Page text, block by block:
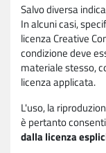
Salvo diversa
In alcuni casi,
licenza Creative
condizione deve
materiale stesso,
licenza applicata.
L'uso, la
è pertanto
dalla licenza